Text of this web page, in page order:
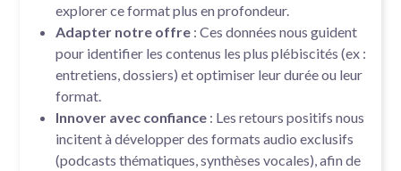
explorer ce format plus en profondeur.
Adapter notre offre : Ces données nous guident
pour identifier les contenus les plus plébiscités (ex :
entretiens, dossiers) et optimiser leur durée ou leur
format.
Innover avec confiance : Les retours positifs nous
incitent à développer des formats audio exclusifs
(podcasts thématiques, synthèses vocales), afin de